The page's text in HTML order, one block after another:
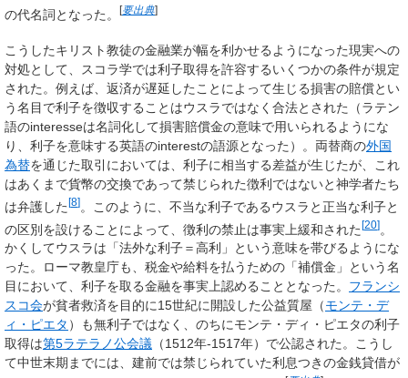
の代名詞となった。
[要出典]
こうしたキリスト教徒の金融業が幅を利かせるようになった現実への
対処として、スコラ学では利子取得を許容するいくつかの条件が規定
された。例えば、返済が遅延したことによって生じる損害の賠償とい
う名目で利子を徴収することはウスラではなく合法とされた（ラテン
語のinteresseは名詞化して損害賠償金の意味で用いられるようにな
り、利子を意味する英語のinterestの語源となった）。両替商の外国
為替を通じた取引においては、利子に相当する差益が生じたが、これ
はあくまで貨幣の交換であって禁じられた徴利ではないと神学者たち
は弁護した[8]。このように、不当な利子であるウスラと正当な利子と
の区別を設けることによって、徴利の禁止は事実上緩和された[20]。
かくしてウスラは「法外な利子＝高利」という意味を帯びるようにな
った。ローマ教皇庁も、税金や給料を払うための「補償金」という名
目において、利子を取る金融を事実上認めることとなった。 フランシ
スコ会が貧者救済を目的に15世紀に開設した公益質屋（モンテ・デ
ィ・ピエタ ）も無利子ではなく、のちにモンテ・ディ・ピエタの利子
取得は第5ラテラノ公会議 （1512年-1517年）で公認された。こうし
て中世末期までには、建前では禁じられていた利息つきの金銭貸借が